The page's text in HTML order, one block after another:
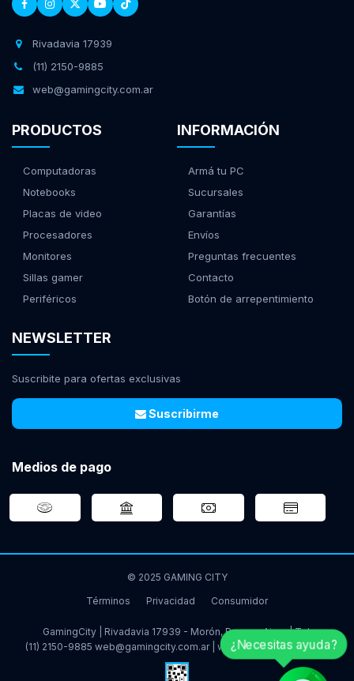
Rivadavia 17939
(11) 2150-9885
web@gamingcity.com.ar
PRODUCTOS
Computadoras
Notebooks
Placas de video
Procesadores
Monitores
Sillas gamer
Periféricos
INFORMACIÓN
Armá tu PC
Sucursales
Garantías
Envíos
Preguntas frecuentes
Contacto
Botón de arrepentimiento
NEWSLETTER
Suscribite para ofertas exclusivas
Suscribirme
Medios de pago
© 2025 GAMING CITY
Términos
Privacidad Consumidor
GamingCity | Rivadavia 17939 - Morón, Buenos Aires | Tel:
(11) 2150-9885 web@gamingcity.com.ar www.gamingcity.com.ar
¿Necesitas ayuda?